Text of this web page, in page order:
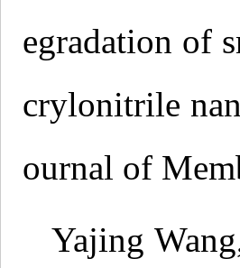
egradation of
crylonitrile
ournal of
Yajing